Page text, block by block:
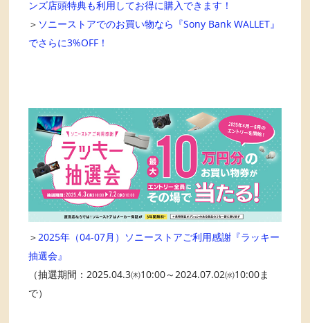
ンズ店頭特典も利用してお得に購入できます！
＞ ソニーストアでのお買い物なら『Sony Bank WALLET』
でさらに3%OFF！
＞2025年（04-07月）ソニーストアご利用感謝『ラッキー
抽選会』
（抽選期間：2025.04.3㈭10:00～2024.07.02㈬10:00ま
で）